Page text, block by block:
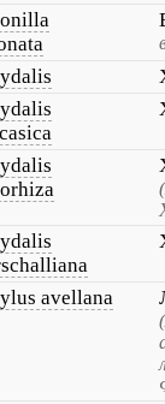
avellana